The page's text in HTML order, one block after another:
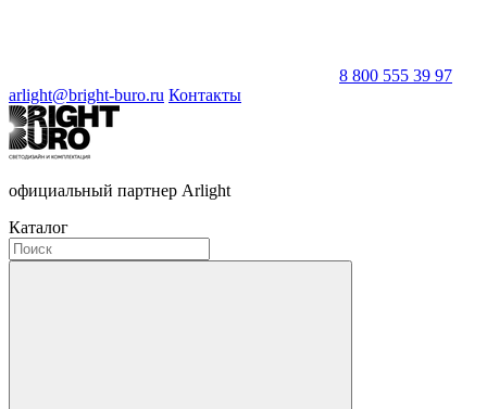
8 800 555 39 97
arlight@bright-buro.ru Контакты
официальный партнер Arlight
Каталог